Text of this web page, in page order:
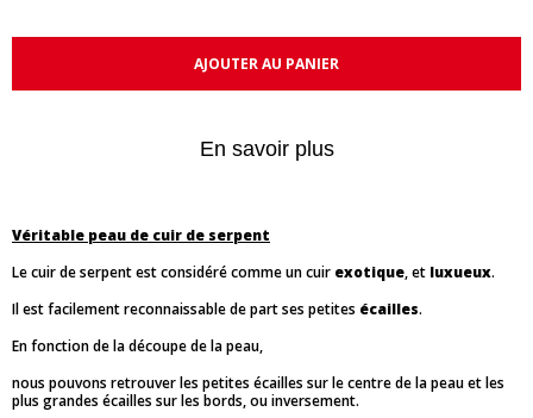
AJOUTER AU PANIER
En savoir plus
Véritable peau de cuir de serpent
Le cuir de serpent est considéré comme un cuir exotique, et luxueux.
Il est facilement reconnaissable de part ses petites écailles.
En fonction de la découpe de la peau,
nous pouvons retrouver les petites écailles sur le centre de la peau et les
plus grandes écailles sur les bords, ou inversement.